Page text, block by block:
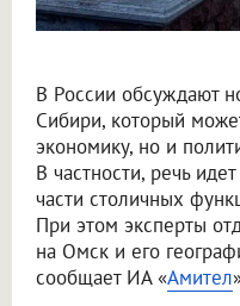
В России обсуждают
Сибири, который
экономику, но и
В частности, речь
части столичных
При этом эксперты
на Омск и его
сообщает ИА «Амител